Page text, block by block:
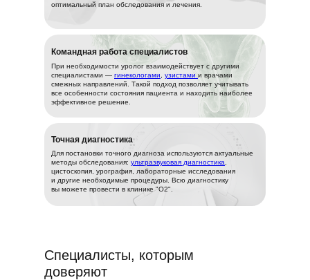
Командная работа специалистов
Точная диагностика
оптимальный план обследования и лечения.
При необходимости уролог взаимодействует с другими
специалистами — гинекологами узистами и врачами
смежных направлений. Такой подход позволяет учитывать
все особенности состояния пациента и находить наиболее
эффективное решение.
Для постановки точного диагноза используются актуальные
методы обследования: ультразвуковая диагностика
цистоскопия, урография, лабораторные исследования
и другие необходимые процедуры. Всю диагностику
вы можете провести в клинике "О2".
Специалисты, которым
доверяют